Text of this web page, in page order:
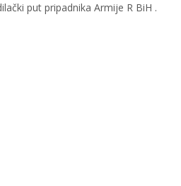
put pripadnika Armije R BiH .